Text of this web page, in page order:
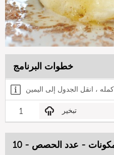
خطوات البرنامج
1 تبخير
- عدد الحصص - 10